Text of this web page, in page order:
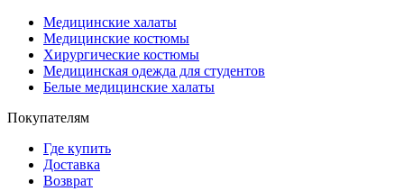
Медицинские халаты
Медицинские костюмы
Хирургические костюмы
Медицинская одежда для студентов
Белые медицинские халаты
Покупателям
Где купить
Доставка
Возврат